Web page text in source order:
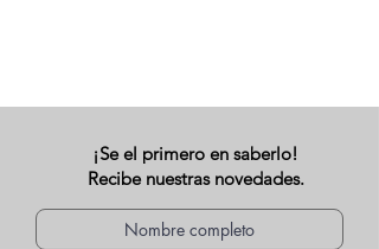
¡Se el primero en saberlo!
Recibe nuestras novedades.